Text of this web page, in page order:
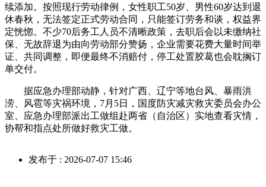
续添加。按照现行劳动律例，女性职工50岁、男性60岁达到退
休春秋，无法签定正式劳动合同，只能签订劳务和谈，权益界
定恍惚。不少70后务工人员不清晰政策，去职后会以未缴纳社
保、无故辞退为由向劳动部分赞扬，企业需要花费大量时间举
证、共同调整，即便最终不消赔付，停工处置胶葛也会耽搁订
单交付。
据应急办理部动静，针对广西、辽宁等地台风、暴雨洪
涝、风雹等灾祸环境，7月5日，国度防灾减灾救灾委员会办公
室、应急办理部派出工做组赴两省（自治区）实地查看灾情，
协帮和指点处所做好救灾工做。
发布于 : 2026-07-07 15:46